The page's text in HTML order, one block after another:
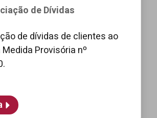
de Dívidas
de dívidas de clientes ao
Provisória nº